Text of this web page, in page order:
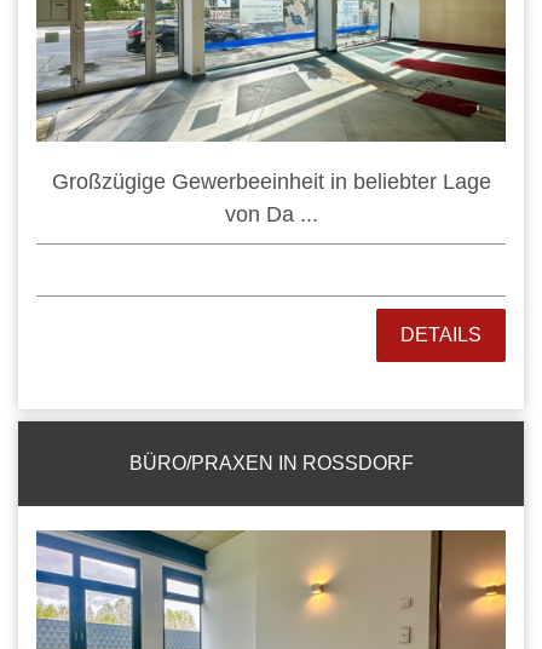
Großzügige Gewerbeeinheit in beliebter Lage
von Da ...
DETAILS
BÜRO/PRAXEN IN ROSSDORF